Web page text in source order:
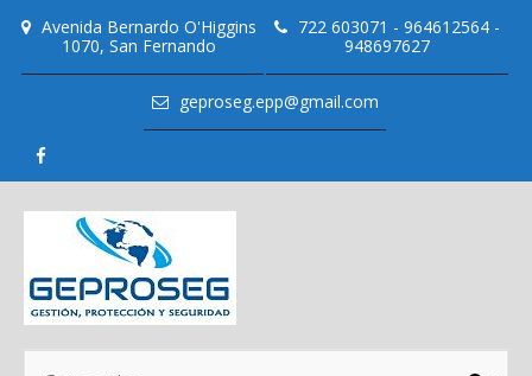
Skip
content
Avenida Bernardo O'Higgins
1070, San Fernando
722 603071 - 964612564 -
948697627
geproseg.epp@gmail.com
SEARCH